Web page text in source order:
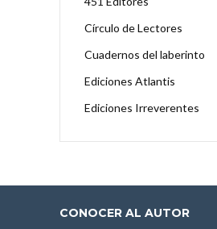
Círculo de Lectores
Cuadernos del laberinto
Ediciones Atlantis
Ediciones Irreverentes
CONOCER AL AUTOR